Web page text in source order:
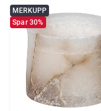
MERKUPP
Spar 30%